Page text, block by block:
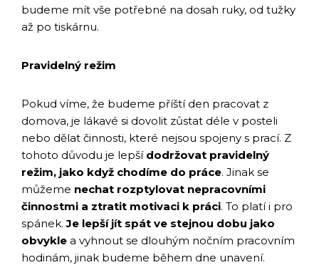
budeme mít vše potřebné na dosah ruky, od tužky
až po tiskárnu.
Pravidelný režim
Pokud víme, že budeme příští den pracovat z
domova, je lákavé si dovolit zůstat déle v posteli
nebo dělat činnosti, které nejsou spojeny s prací. Z
tohoto důvodu je lepší dodržovat pravidelný
režim, jako když chodíme do práce. Jinak se
můžeme nechat rozptylovat nepracovními
činnostmi a ztratit motivaci k práci. To platí i pro
spánek.Je lepší jít spát ve stejnou dobu jako
obvykle a vyhnout se dlouhým nočním pracovním
hodinám, jinak budeme během dne unavení.